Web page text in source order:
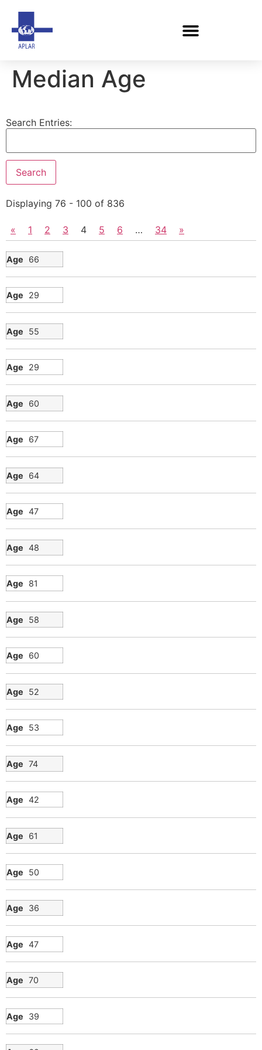
Median Age
Search Entries:
Displaying 76 - 100 of 836
« 1 2 3 4 5 6 … 34 »
66
29
55
29
60
67
64
47
48
81
58
60
52
53
74
42
61
50
36
47
70
39